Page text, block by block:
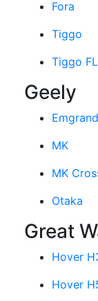
Fora
Tiggo
Tiggo FL
Geely
Emgrand
MK
MK
Otaka
Great
Hover
Hover